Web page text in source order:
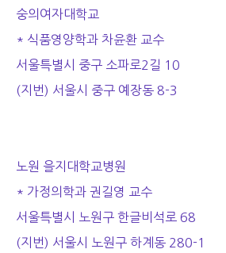
숭의여자대학교
* 식품영양학과 차윤환 교수
서울특별시 중구 소파로2길 10
(지번) 서울시 중구 예장동 8-3
노원 을지대학교병원
* 가정의학과 권길영 교수
서울특별시 노원구 한글비석로 68
(지번) 서울시 노원구 하계동 280-1